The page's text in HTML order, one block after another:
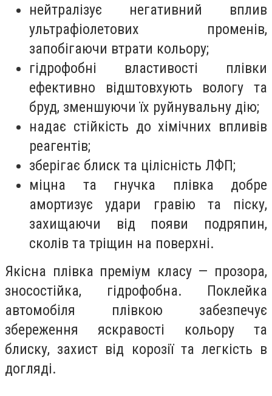
нейтралізує негативний вплив
ультрафіолетових променів,
запобігаючи втрати кольору;
гідрофобні властивості плівки
ефективно відштовхують вологу та
бруд, зменшуючи їх руйнувальну дію;
надає стійкість до хімічних впливів
реагентів;
зберігає блиск та цілісність ЛФП;
міцна та гнучка плівка добре
амортизує удари гравію та піску,
захищаючи від появи подряпин,
сколів та тріщин на поверхні.
Якісна плівка преміум класу — прозора,
зносостійка, гідрофобна. Поклейка
автомобіля плівкою забезпечує
збереження яскравості кольору та
блиску, захист від корозії та легкість в
догляді.